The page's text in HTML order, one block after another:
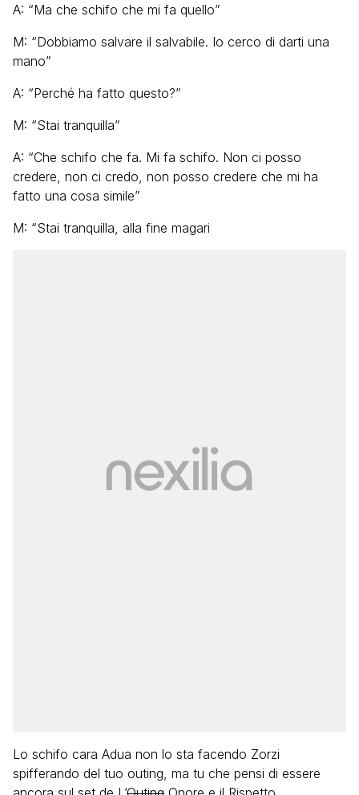
A: “Ma che schifo che mi fa quello”
M: “Dobbiamo salvare il salvabile. Io cerco di darti una
mano”
A: “Perché ha fatto questo?”
M: “Stai tranquilla”
A: “Che schifo che fa. Mi fa schifo. Non ci posso
credere, non ci credo, non posso credere che mi ha
fatto una cosa simile”
M: “Stai tranquilla, alla fine magari
Lo schifo cara Adua non lo sta facendo Zorzi
spifferando del tuo outing, ma tu che pensi di essere